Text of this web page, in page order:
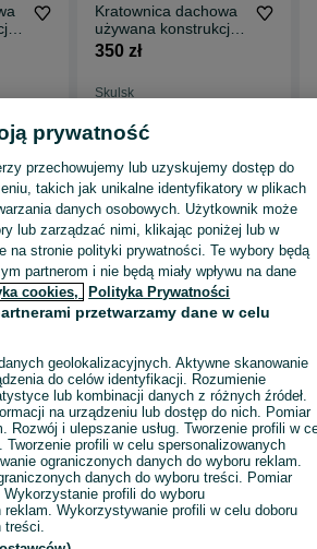
Kratownica dachowa
używana konstrukcja
stalowa hali wiązar
350 zł
Skulsk
i Remont Stal zbrojeniowa
Stal zbrojeniowa -
- Skulsk
Wyświetlenia:
SMS Wyślij wiadomość
prywatność
przechowujemy lub uzyskujemy dostęp do
takich jak unikalne identyfikatory w plikach
danych osobowych. Użytkownik może
lub zarządzać nimi, klikając poniżej lub w
na stronie polityki prywatności. Te wybory będą
partnerom i nie będą miały wpływu na dane
cookies, Polityka Prywatności
przetwarzamy dane w celu
geolokalizacyjnych. Aktywne skanowanie
do celów identyfikacji. Rozumienie
lub kombinacji danych z różnych źródeł.
na urządzeniu lub dostęp do nich. Pomiar
Rozwój i ulepszanie usług. Tworzenie profili w
Tworzenie profili w celu spersonalizowanych
ograniczonych danych do wyboru reklam.
danych do wyboru treści. Pomiar
profili do wyboru
reklam. Wykorzystywanie profili w celu doboru
treści.